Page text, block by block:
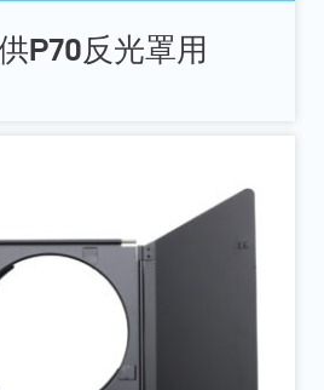
P70反光罩用